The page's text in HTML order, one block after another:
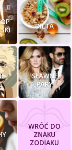
DIETA
SŁAWNE
PARY
WRÓĆ DO
ZNAKU
ZODIAKU